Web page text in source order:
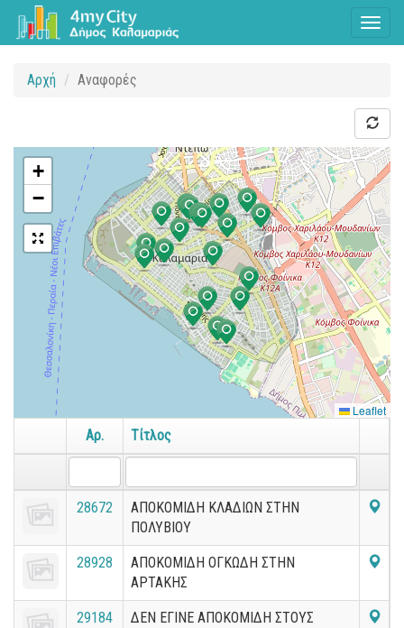
Αρχή Αναφορές
+
−
Leaflet
Αρ. Τίτλος
28672
ΑΠΟΚΟΜΙΔΗ ΚΛΑΔΙΩΝ ΣΤΗΝ
ΠΟΛΥΒΙΟΥ
28928
ΑΠΟΚΟΜΙΔΗ ΟΓΚΩΔΗ ΣΤΗΝ
ΑΡΤΑΚΗΣ
29184
ΔΕΝ ΕΓΙΝΕ ΑΠΟΚΟΜΙΔΗ ΣΤΟΥΣ